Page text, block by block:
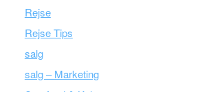
Rejse
Rejse Tips
salg
salg – Marketing